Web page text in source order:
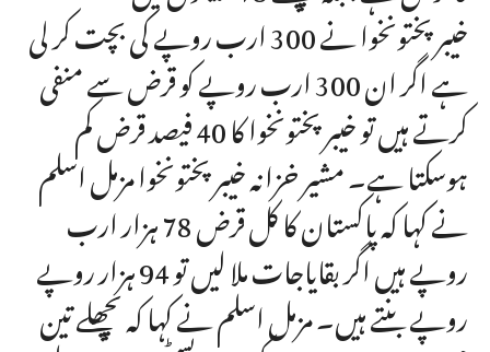
خیبرپختونخوا نے 300 ارب روپے کی بچت کر لی
ہے اگر ان 300 ارب روپے کو قرض سے منفی
کرتے ہیں تو خیبرپختونخوا کا 40 فیصد قرض کم
ہوسکتا ہے۔ مشیر خزانہ خیبرپختونخوا مزمل اسلم
نے کہا کہ پاکستان کا کل قرض 78 ہزار ارب
روپے ہیں اگر بقایاجات ملا لیں تو 94 ہزار روپے
روپے بنتے ہیں۔ مزمل اسلم نے کہا کہ پچھلے تین